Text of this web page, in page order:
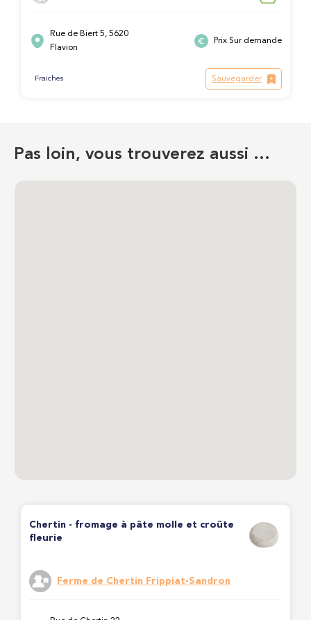
Rue de Biert 5, 5620
Flavion
Prix Sur demande
Fraiches Sauvegarder
Pas loin, vous trouverez aussi …
Chertin - fromage à pâte molle et croûte
fleurie
Ferme de Chertin Frippiat-Sandron